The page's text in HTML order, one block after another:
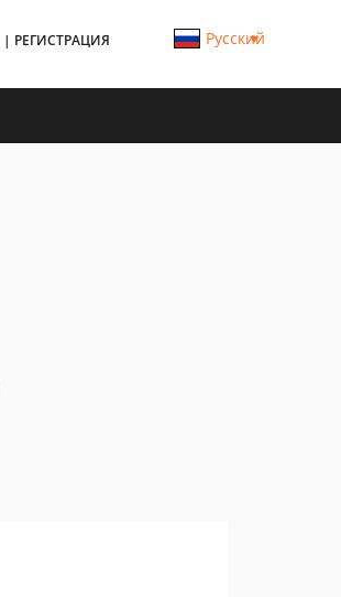
| РЕГИСТРАЦИЯ Русский